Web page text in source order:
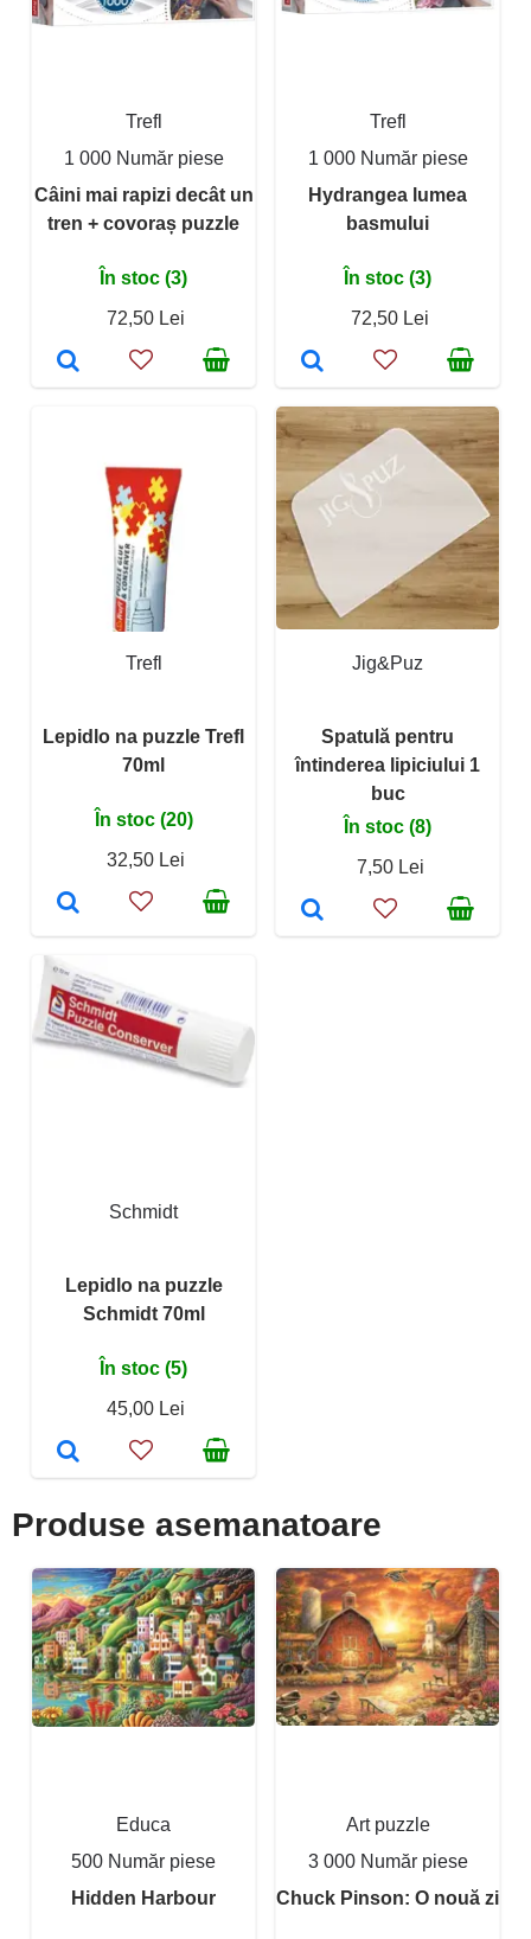
Trefl
1 000 Număr piese
Câini mai rapizi decât un
tren + covoraș puzzle
În stoc (3)
72,50 Lei
Trefl
1 000 Număr piese
Hydrangea lumea
basmului
În stoc (3)
72,50 Lei
Trefl
Lepidlo na puzzle Trefl
70ml
În stoc (20)
32,50 Lei
Jig&Puz
Spatulă pentru
întinderea lipiciului 1
buc
În stoc (8)
7,50 Lei
Schmidt
Lepidlo na puzzle
Schmidt 70ml
În stoc (5)
45,00 Lei
Produse asemanatoare
Educa
500 Număr piese
Hidden Harbour
Art puzzle
3 000 Număr piese
Chuck Pinson: O nouă zi